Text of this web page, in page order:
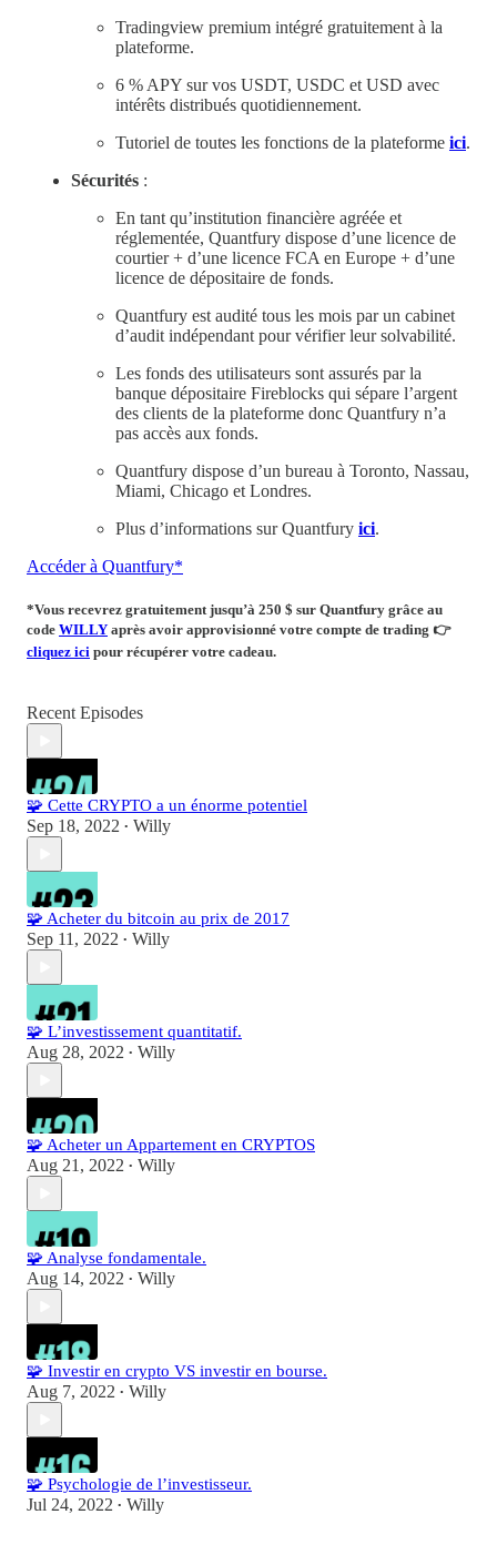
Tradingview premium intégré gratuitement à la
plateforme.
6 % APY sur vos USDT, USDC et USD avec
intérêts distribués quotidiennement.
Tutoriel de toutes les fonctions de la plateforme ici.
Sécurités :
En tant qu’institution financière agréée et
réglementée, Quantfury dispose d’une licence de
courtier + d’une licence FCA en Europe + d’une
licence de dépositaire de fonds.
Quantfury est audité tous les mois par un cabinet
d’audit indépendant pour vérifier leur solvabilité.
Les fonds des utilisateurs sont assurés par la
banque dépositaire Fireblocks qui sépare l’argent
des clients de la plateforme donc Quantfury n’a
pas accès aux fonds.
Quantfury dispose d’un bureau à Toronto, Nassau,
Miami, Chicago et Londres.
Plus d’informations sur Quantfury ici.
Accéder à Quantfury*
*Vous recevrez gratuitement jusqu’à 250 $ sur Quantfury grâce au
code WILLY après avoir approvisionné votre compte de trading 👉
cliquez ici pour récupérer votre cadeau.
Recent Episodes
🧩 Cette CRYPTO a un énorme potentiel
Sep 18, 2022 • Willy
🧩 Acheter du bitcoin au prix de 2017
Sep 11, 2022 • Willy
🧩 L’investissement quantitatif.
Aug 28, 2022 • Willy
🧩 Acheter un Appartement en CRYPTOS
Aug 21, 2022 • Willy
🧩 Analyse fondamentale.
Aug 14, 2022 • Willy
🧩 Investir en crypto VS investir en bourse.
Aug 7, 2022 • Willy
🧩 Psychologie de l’investisseur.
Jul 24, 2022 • Willy